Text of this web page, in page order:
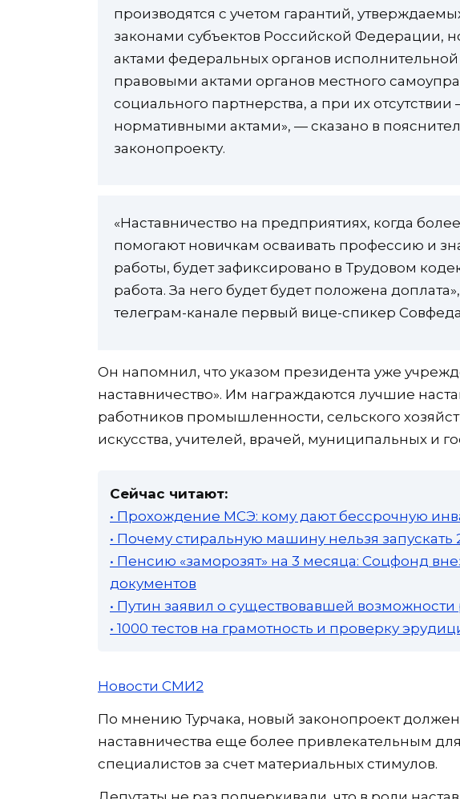
производятся с учетом гарантий,
законами субъектов Российской Федерации,
актами федеральных органов
правовыми актами органов местного
социального партнерства, а при их
нормативными актами», — сказано в
законопроекту.
«Наставничество на предприятиях, когда
помогают новичкам осваивать профессию и
работы, будет зафиксировано в Трудовом
работа. За него будет будет положена
телеграм-канале первый вице-спикер
Он напомнил, что указом президента уже
наставничество». Им награждаются лучшие
работников промышленности, сельского
искусства, учителей, врачей, муниципальных и
Сейчас читают:
• Прохождение МСЭ: кому дают бессрочную
• Почему стиральную машину нельзя запускать
• Пенсию «заморозят» на 3 месяца: Соцфонд
документов
• Путин заявил о существовавшей возможности
• 1000 тестов на грамотность и проверку
Новости СМИ2
По мнению Турчака, новый законопроект должен
наставничества еще более привлекательным
специалистов за счет материальных стимулов.